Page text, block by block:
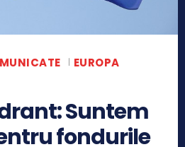
EUROPA
Suntem
fondurile